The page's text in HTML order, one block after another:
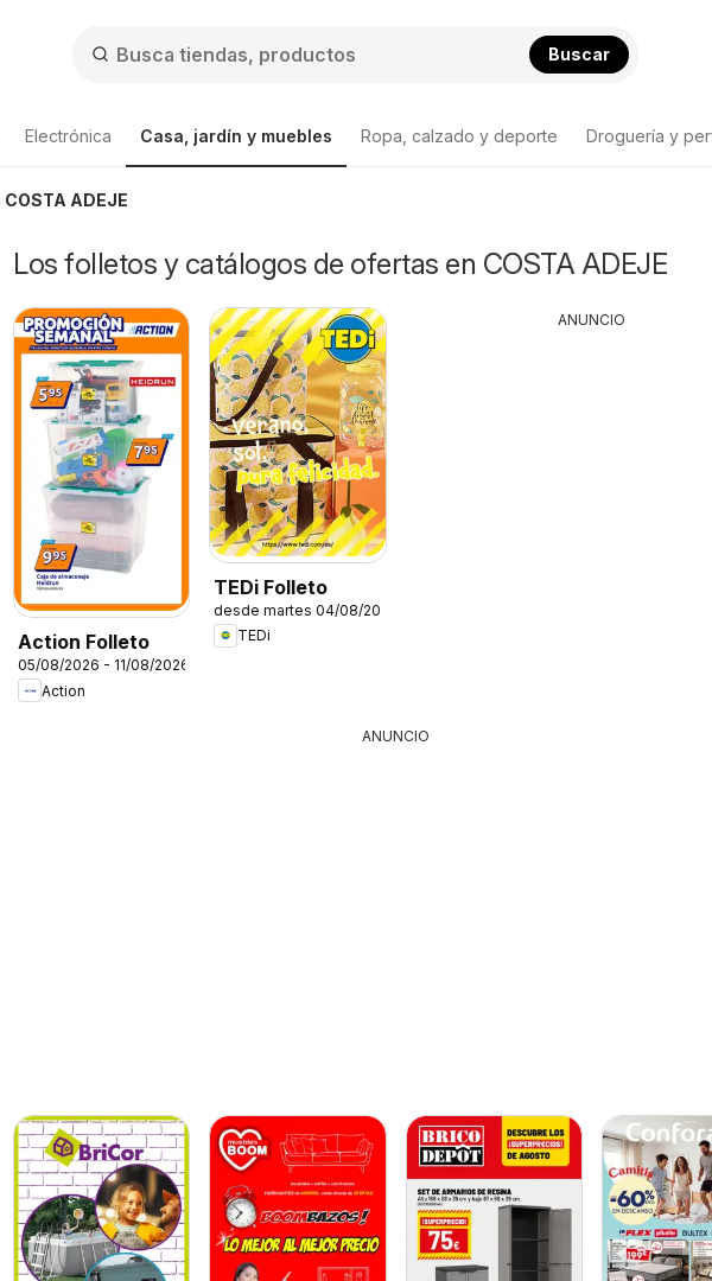
Buscar
Electrónica Casa, jardín y muebles Ropa, calzado y deporte Droguería y
ADEJE
Los folletos y catálogos de ofertas en COSTA ADEJE
Action Folleto
05/08/2026 - 11/08/2026
Action
TEDi Folleto
desde martes 04/08/2026
TEDi
ANUNCIO
ANUNCIO